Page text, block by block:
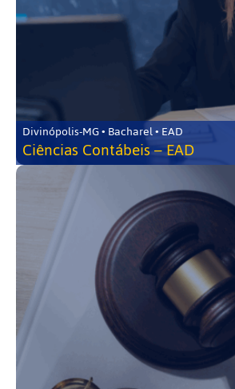
Divinópolis-MG • Bacharel • EAD
Ciências Contábeis – EAD